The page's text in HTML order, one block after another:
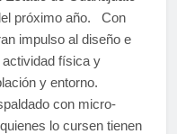
próximo año. Con
impulso al diseño e
física y
y entorno.
con micro-
lo cursen tienen